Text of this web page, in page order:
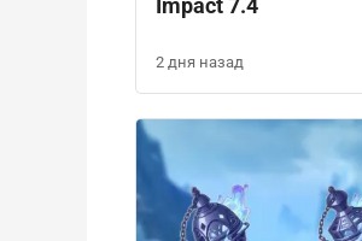
Impact 7.4
2 дня назад